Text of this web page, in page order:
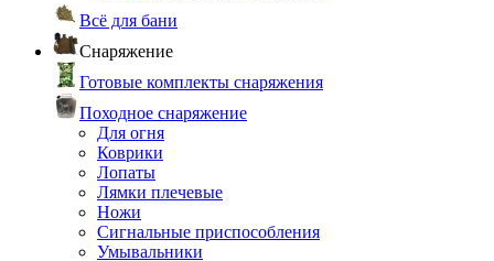
Всё для бани
Снаряжение
Готовые комплекты снаряжения
Походное снаряжение
Для огня
Коврики
Лопаты
Лямки плечевые
Ножи
Сигнальные приспособления
Умывальники